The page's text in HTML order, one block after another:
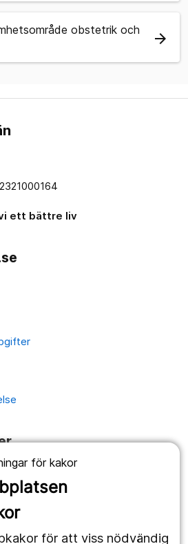
för kakor
för att viss nödvändig
obstetrik och
arrow_forward
ett bättre liv